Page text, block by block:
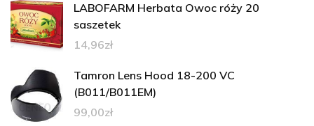
LABOFARM Herbata Owoc róży 20
saszetek
14,96zł
Tamron Lens Hood 18-200 VC
(B011/B011EM)
99,00zł